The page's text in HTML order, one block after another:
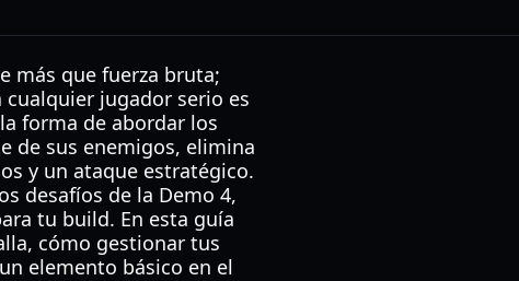
más que fuerza bruta;
jugador serio es
forma de abordar los
de sus enemigos, elimina
y un ataque estratégico.
desafíos de la Demo 4,
tu build. En esta guía
cómo gestionar tus
elemento básico en el